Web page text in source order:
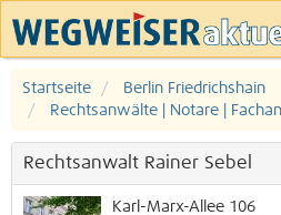
Startseite
Berlin Friedrichshain
Rechtsanwälte | Notare |
Rechtsanwalt Rainer Sebel
Karl-Marx-Allee 106